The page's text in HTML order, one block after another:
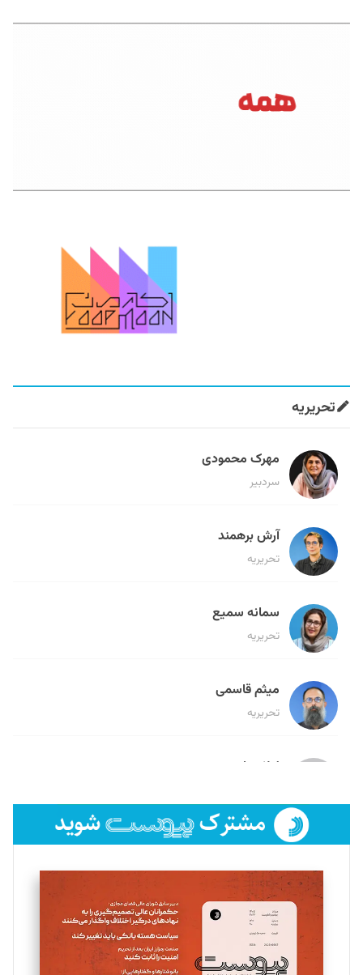
تحریریه
مهرک محمودی
سردبیر
آرش برهمند
تحریریه
سمانه سمیع
تحریریه
میثم قاسمی
تحریریه
لیلا حنارود
فائزه فتحی رستمی
تحریریه
سروش کرمیان
تحریریه